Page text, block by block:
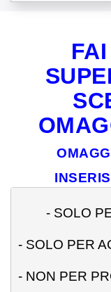
- SOLO
- SOLO PER
- NON PER